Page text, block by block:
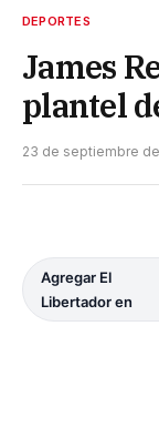
DEPORTES
James
plantel
23 de septiembre
Agregar El
Libertador en